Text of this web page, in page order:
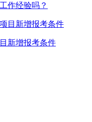
作经验吗？
新增报考条件